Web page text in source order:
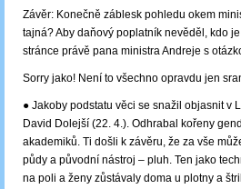
Závěr: Konečně záblesk pohledu okem
tajná? Aby daňový poplatník nevěděl, kdo
stránce právě pana ministra Andreje s
Sorry jako! Není to všechno opravdu jen
● Jakoby podstatu věci se snažil objasnit v
David Dolejší (22. 4.). Odhrabal kořeny
akademiků. Ti došli k závěru, že za vše
půdy a původní nástroj – pluh. Ten jako
na poli a ženy zůstávaly doma u plotny a